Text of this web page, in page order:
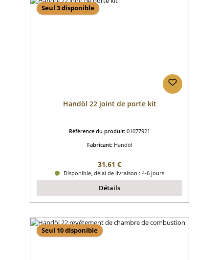
Seul 3 disponible
Handöl 22 joint de porte kit
Référence du produit: 01077921
Fabricant: Handöl
Prix régulier :
31,61 €
Disponible, délai de livraison : 4-6 jours
Détails
Seul 10 disponible